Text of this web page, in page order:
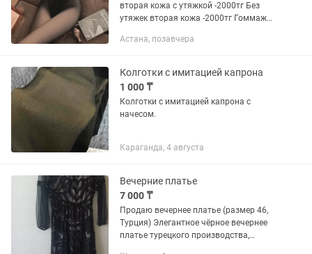
вторая кожа с утяжкой -2000тг Без
утяжек вторая кожа -2000тг Гоммаж
Астана, позавчера
Колготки с имитацией капрона
1 000 ₸
Колготки с имитацией капрона с
начесом.
Караганда, 4 августа
Вечерние платье
7 000 ₸
Продаю вечернее платье (размер 46,
Турция) Элегантное чёрное вечернее
платье турецкого производства,